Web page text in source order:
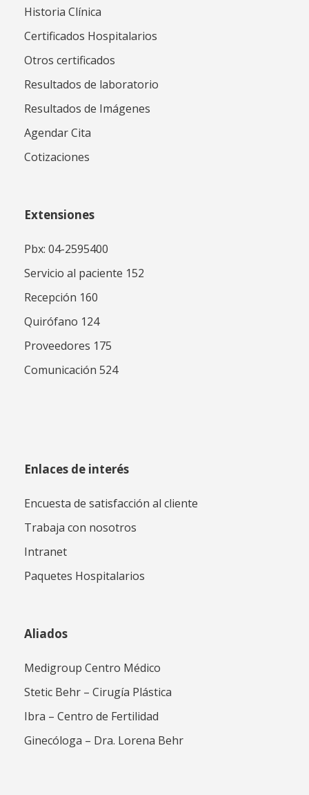
Historia Clínica
Certificados Hospitalarios
Otros certificados
Resultados de laboratorio
Resultados de Imágenes
Agendar Cita
Cotizaciones
Extensiones
Pbx: 04-2595400
Servicio al paciente 152
Recepción 160
Quirófano 124
Proveedores 175
Comunicación 524
Enlaces de interés
Encuesta de satisfacción al cliente
Trabaja con nosotros
Intranet
Paquetes Hospitalarios
Aliados
Medigroup Centro Médico
Stetic Behr – Cirugía Plástica
Ibra – Centro de Fertilidad
Ginecóloga – Dra. Lorena Behr